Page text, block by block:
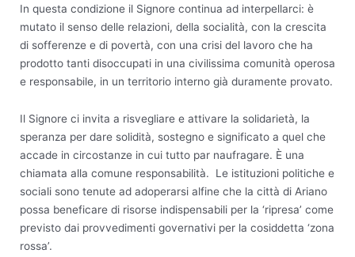
In questa condizione il Signore continua ad interpellarci: è
mutato il senso delle relazioni, della socialità, con la crescita
di sofferenze e di povertà, con una crisi del lavoro che ha
prodotto tanti disoccupati in una civilissima comunità operosa
e responsabile, in un territorio interno già duramente provato.
Il Signore ci invita a risvegliare e attivare la solidarietà, la
speranza per dare solidità, sostegno e significato a quel che
accade in circostanze in cui tutto par naufragare. È una
chiamata alla comune responsabilità. Le istituzioni politiche e
sociali sono tenute ad adoperarsi alfine che la città di Ariano
possa beneficare di risorse indispensabili per la ‘ripresa’ come
previsto dai provvedimenti governativi per la cosiddetta ‘zona
rossa’.